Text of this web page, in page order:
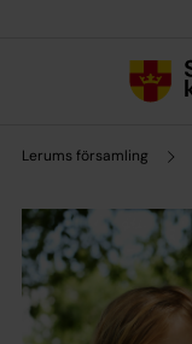
Lerums församling